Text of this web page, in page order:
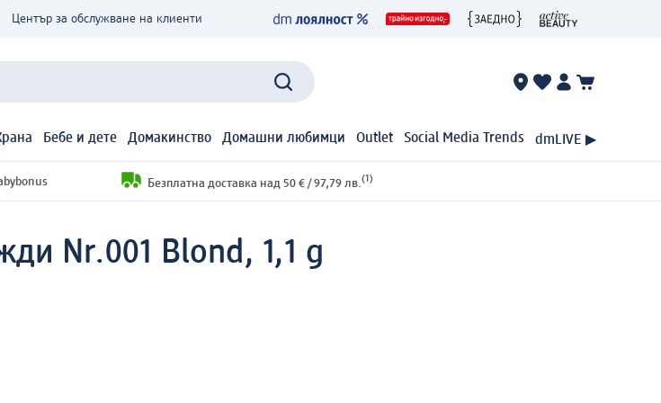
Център за обслужване на клиенти
Бебе и дете Домакинство Домашни любимци Outlet Social Media Trends dmLIVE ▶
Безплатна доставка над 50 € / 97,79 лв. (1)
Nr.001 Blond, 1,1 g